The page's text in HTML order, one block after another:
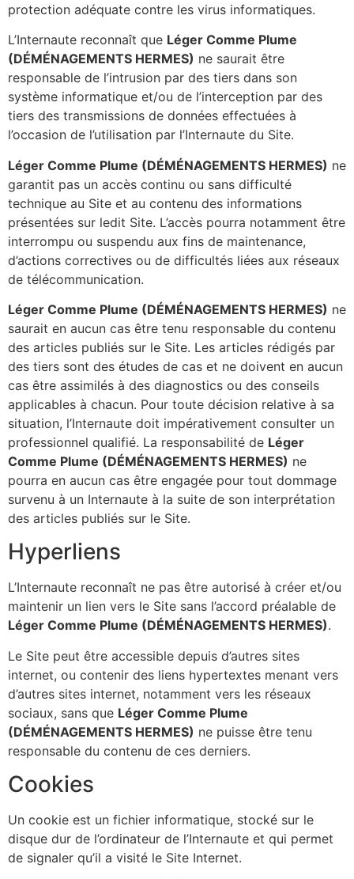
protection adéquate contre les virus informatiques.
L’Internaute reconnaît que Léger Comme Plume
(DÉMÉNAGEMENTS HERMES) ne saurait être
responsable de l’intrusion par des tiers dans son
système informatique et/ou de l’interception par des
tiers des transmissions de données effectuées à
l’occasion de l’utilisation par l’Internaute du Site.
Léger Comme Plume (DÉMÉNAGEMENTS HERMES) ne
garantit pas un accès continu ou sans difficulté
technique au Site et au contenu des informations
présentées sur ledit Site. L’accès pourra notamment être
interrompu ou suspendu aux fins de maintenance,
d’actions correctives ou de difficultés liées aux réseaux
de télécommunication.
Léger Comme Plume (DÉMÉNAGEMENTS HERMES) ne
saurait en aucun cas être tenu responsable du contenu
des articles publiés sur le Site. Les articles rédigés par
des tiers sont des études de cas et ne doivent en aucun
cas être assimilés à des diagnostics ou des conseils
applicables à chacun. Pour toute décision relative à sa
situation, l’Internaute doit impérativement consulter un
professionnel qualifié. La responsabilité de Léger
Comme Plume (DÉMÉNAGEMENTS HERMES) ne
pourra en aucun cas être engagée pour tout dommage
survenu à un Internaute à la suite de son interprétation
des articles publiés sur le Site.
Hyperliens
L’Internaute reconnaît ne pas être autorisé à créer et/ou
maintenir un lien vers le Site sans l’accord préalable de
Léger Comme Plume (DÉMÉNAGEMENTS HERMES).
Le Site peut être accessible depuis d’autres sites
internet, ou contenir des liens hypertextes menant vers
d’autres sites internet, notamment vers les réseaux
sociaux, sans que Léger Comme Plume
(DÉMÉNAGEMENTS HERMES) ne puisse être tenu
responsable du contenu de ces derniers.
Cookies
Un cookie est un fichier informatique, stocké sur le
disque dur de l’ordinateur de l’Internaute et qui permet
de signaler qu’il a visité le Site Internet.